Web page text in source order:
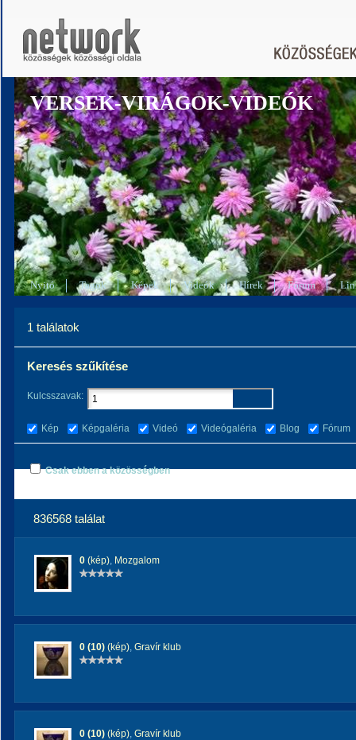
VERSEK-VIRÁGOK-VIDEÓK
Nyitó Tagok Képek Videók Hírek Fórum
1 találatok
Keresés szűkítése
Kulcsszavak:
Kép Képgaléria Videó Videógaléria Blog Fórum
Csak ebben a közösségben
836568 találat
0 (kép), Mozgalom
0 (10) (kép), Gravír klub
0 (10) (kép), Gravír klub